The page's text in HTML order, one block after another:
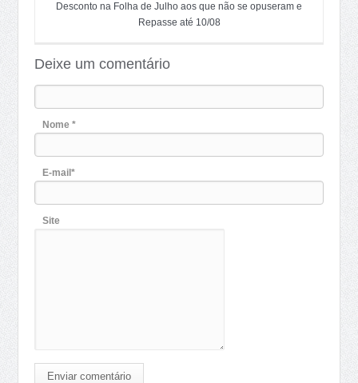
Desconto na Folha de Julho aos que não se opuseram e
Repasse até 10/08
Deixe um comentário
Nome *
E-mail*
Site
Enviar comentário